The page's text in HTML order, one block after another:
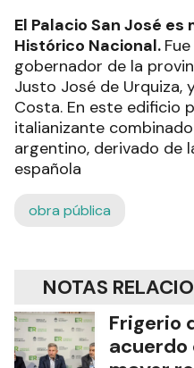
El Palacio San José
Histórico Nacional.
gobernador de la
Justo José de Urquiza,
Costa. En este edificio
italianizante
argentino, derivado de
española
obra pública
NOTAS
Frigerio
acuerdo